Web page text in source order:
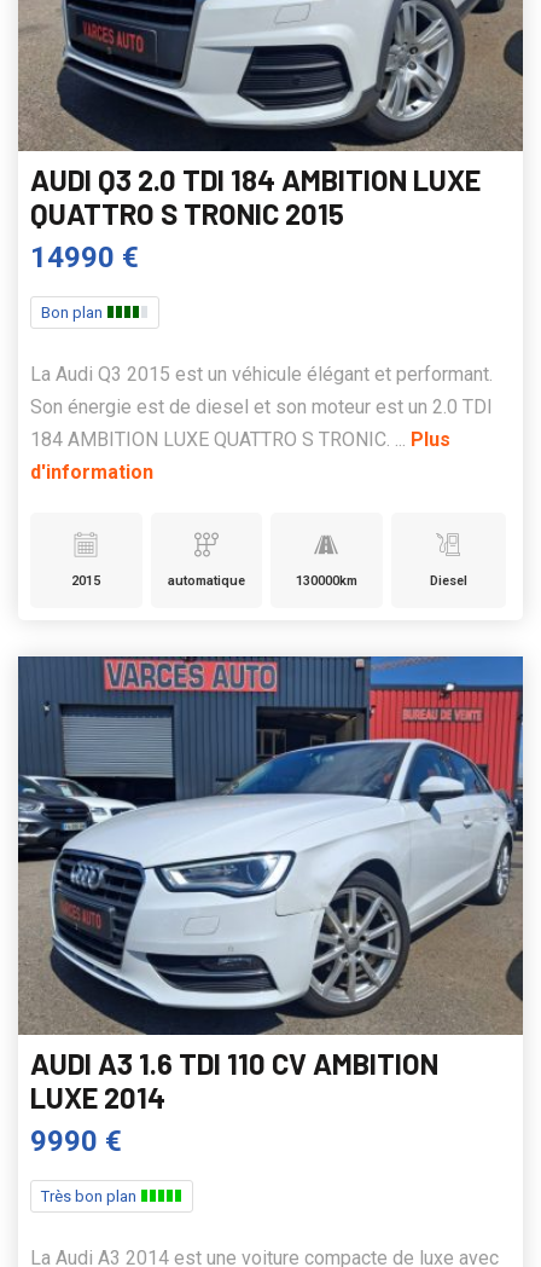
AUDI Q3 2.0 TDI 184 AMBITION LUXE
QUATTRO S TRONIC 2015
14990 €
Bon plan
La Audi Q3 2015 est un véhicule élégant et performant.
Son énergie est de diesel et son moteur est un 2.0 TDI
184 AMBITION LUXE QUATTRO S TRONIC. ... Plus
d'information
2015 automatique 130000km Diesel
AUDI A3 1.6 TDI 110 CV AMBITION
LUXE 2014
9990 €
Très bon plan
La Audi A3 2014 est une voiture compacte de luxe avec